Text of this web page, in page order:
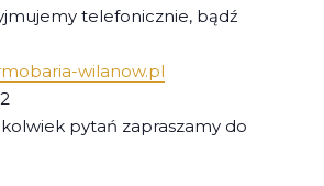
telefonicznie, bądź
wilanow.pl
pytań zapraszamy do